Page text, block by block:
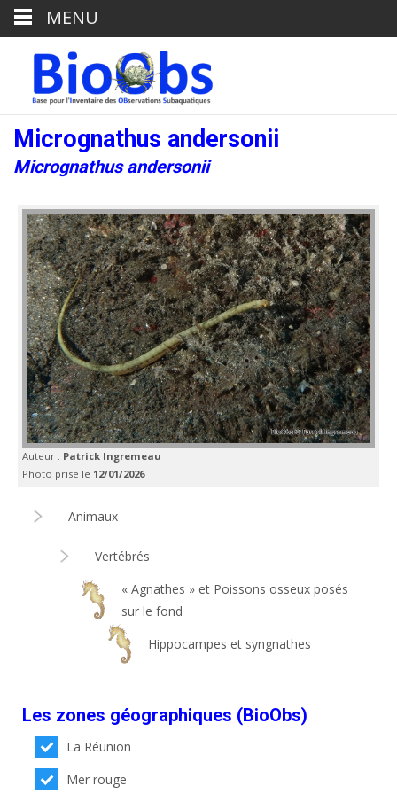
Micrognathus andersonii
Micrognathus andersonii
Auteur : Patrick Ingremeau
Photo prise le 12/01/2026
Animaux
Vertébrés
« Agnathes » et Poissons osseux posés
sur le fond
Hippocampes et syngnathes
Les zones géographiques (BioObs)
La Réunion
Mer rouge
MENU